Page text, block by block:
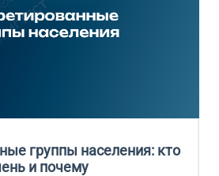
группы населения: кто
и почему